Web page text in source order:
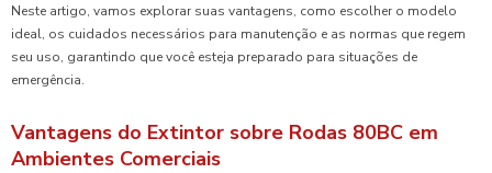
Neste artigo, vamos explorar suas vantagens, como escolher o modelo
ideal, os cuidados necessários para manutenção e as normas que regem
seu uso, garantindo que você esteja preparado para situações de
emergência.
Vantagens do Extintor sobre Rodas 80BC em
Ambientes Comerciais